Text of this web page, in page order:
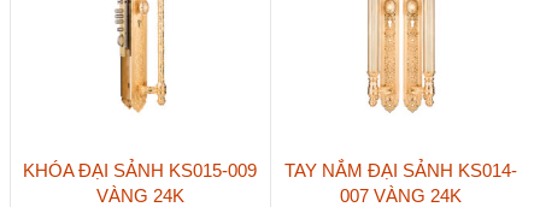
KHÓA ĐẠI SẢNH KS015-009
VÀNG 24K
TAY NẮM ĐẠI SẢNH KS014-
007 VÀNG 24K